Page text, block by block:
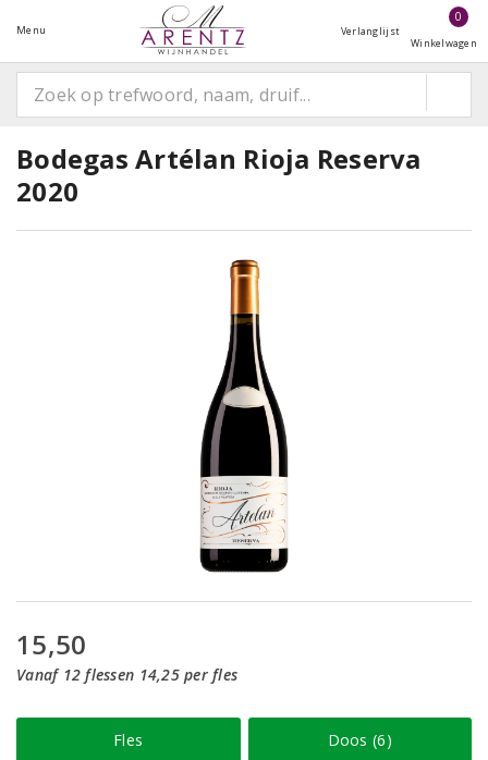
Menu Verlanglijst
0
Winkelwagen
Bodegas Artélan Rioja Reserva
2020
15,50
Vanaf 12 flessen 14,25 per fles
Fles Doos (6)